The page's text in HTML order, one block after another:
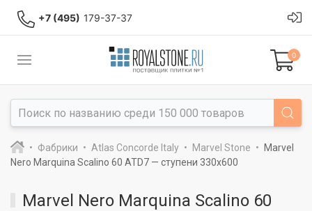
+7 (495) 179-37-37
0
Фабрики Atlas Concorde Italy Marvel Stone
Marvel
Nero Marquina Scalino 60 ATD7 — ступени 330x600
Marvel Nero Marquina Scalino 60